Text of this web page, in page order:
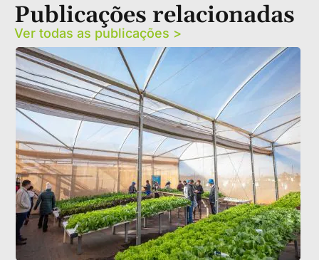
Publicações relacionadas
Ver todas as publicações >